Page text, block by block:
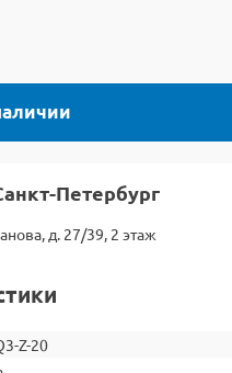
Петербург
д. 27/39, 2 этаж
Z-20